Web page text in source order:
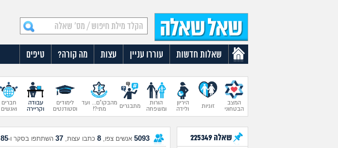
שאלות חדשות עוררו עניין עצות מה קורה? טיפים
המצב
הבטחוני
זוגיות
היריון
ולידה
הורות
ומשפחה
מתבגרים
מהבקו"ם... ועד
מתי?!
לימודים
וסטודנטים
עבודה
וקריירה
חברים
ואנשים
שאלה225349
5093 אנשים צפו, 8 כתבו עצות, 37 השתתפו בסקר ו-85